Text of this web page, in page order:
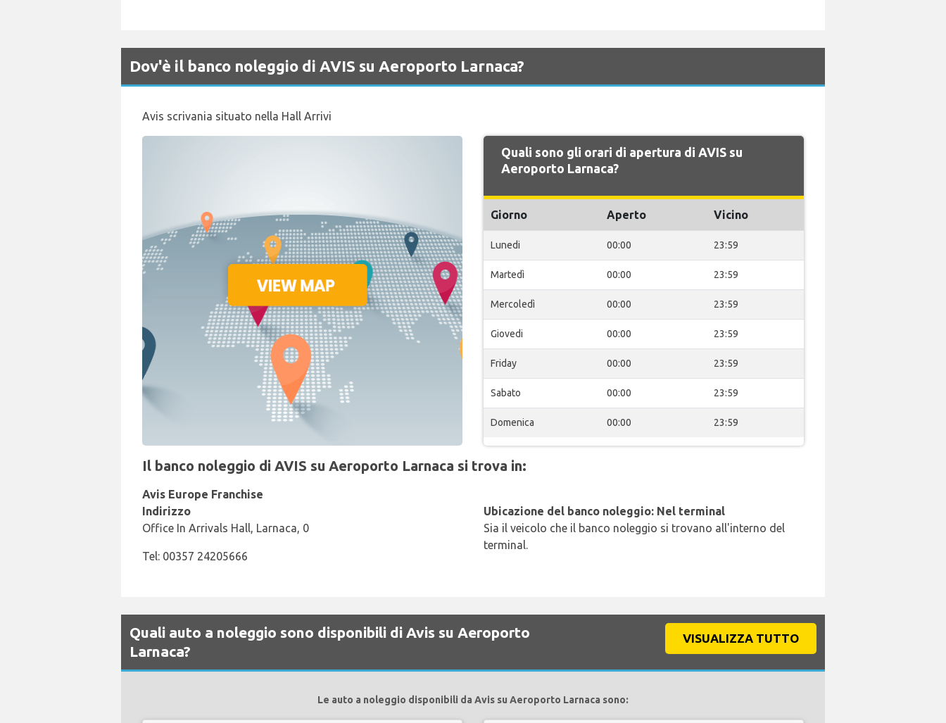
Dov'è il banco noleggio di AVIS su Aeroporto Larnaca?
Avis scrivania situato nella Hall Arrivi
Quali sono gli orari di apertura di AVIS su
Aeroporto Larnaca?
Giorno Aperto Vicino
Lunedi 00:00 23:59
Martedì 00:00 23:59
Mercoledì 00:00 23:59
Giovedi 00:00 23:59
Friday 00:00 23:59
Sabato 00:00 23:59
Domenica 00:00 23:59
Il banco noleggio di AVIS su Aeroporto Larnaca si trova in:
Avis Europe Franchise
Indirizzo
Office In Arrivals Hall, Larnaca, 0
Tel: 00357 24205666
Ubicazione del banco noleggio: Nel terminal
Sia il veicolo che il banco noleggio si trovano all'interno del
terminal.
Quali auto a noleggio sono disponibili di Avis su Aeroporto
Larnaca?
VISUALIZZA TUTTO
Le auto a noleggio disponibili da Avis su Aeroporto Larnaca sono: